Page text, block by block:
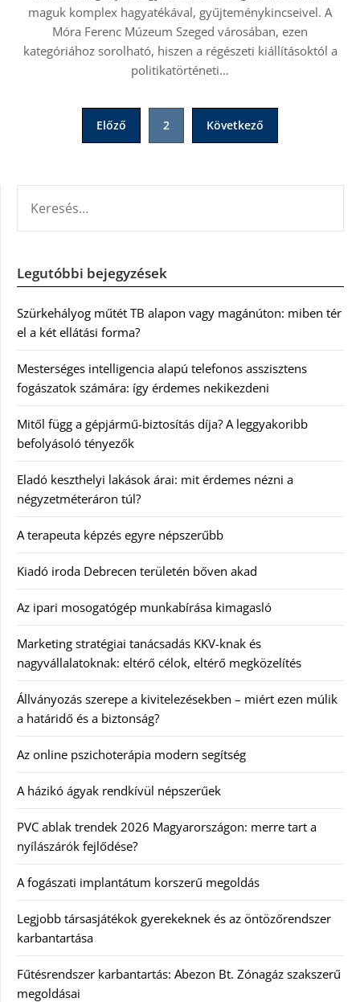
maguk komplex hagyatékával, gyűjteménykincseivel. A
Móra Ferenc Múzeum Szeged városában, ezen
kategóriához sorolható, hiszen a régészeti kiállításoktól a
politikatörténeti…
BejegyzésekElőző 2 Következő
Legutóbbi bejegyzések
Szürkehályog műtét TB alapon vagy magánúton: miben tér
el a két ellátási forma?
Mesterséges intelligencia alapú telefonos asszisztens
fogászatok számára: így érdemes nekikezdeni
Mitől függ a gépjármű-biztosítás díja? A leggyakoribb
befolyásoló tényezők
Eladó keszthelyi lakások árai: mit érdemes nézni a
négyzetméteráron túl?
A terapeuta képzés egyre népszerűbb
Kiadó iroda Debrecen területén bőven akad
Az ipari mosogatógép munkabírása kimagasló
Marketing stratégiai tanácsadás KKV-knak és
nagyvállalatoknak: eltérő célok, eltérő megközelítés
Állványozás szerepe a kivitelezésekben – miért ezen múlik
a határidő és a biztonság?
Az online pszichoterápia modern segítség
A házikó ágyak rendkívül népszerűek
PVC ablak trendek 2026 Magyarországon: merre tart a
nyílászárók fejlődése?
A fogászati implantátum korszerű megoldás
Legjobb társasjátékok gyerekeknek és az öntözőrendszer
karbantartása
Fűtésrendszer karbantartás: Abezon Bt. Zónagáz szakszerű
megoldásai